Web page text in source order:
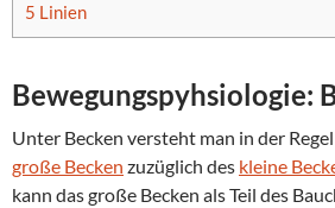
5 Linien
Bewegungspyhsiologie:
Unter Becken versteht man in der
große Becken zuzüglich des kleine
kann das große Becken als Teil des